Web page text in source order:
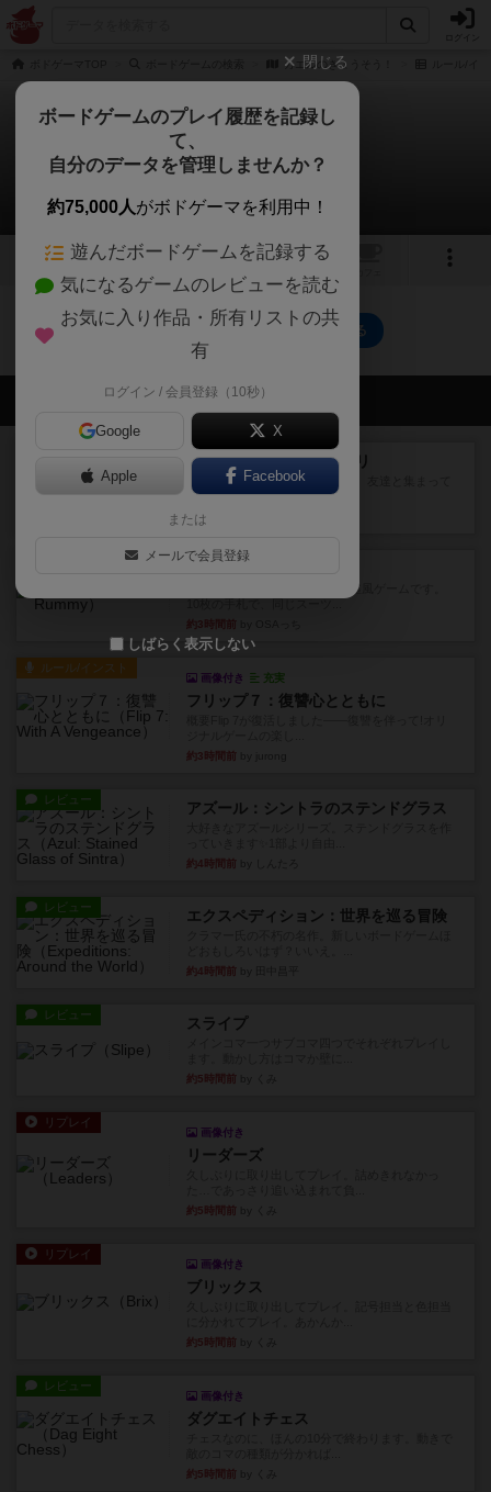
カエルのきょうそう！
カエルのきょうそう！
0件のルール/インスト
1
カエルのきょうそう！のトップに戻る
会員の新しい投稿
ナンジャモンジャ・ミドリ
私は吃音を持っているのですが、友達と集まって
このゲームをした際、3ゲー...
約1時間前
トランプで遊べる2人対戦の麻雀風ゲームです。
約3時間前
ルール/インスト
画像付き 充実
フリップ７：復讐心とともに
約3時間前
レビュー アズール：シントラのステンドグラス
約4時間前
レビュー エクスペディション：世界を巡る冒険
約4時間前
レビュー スライプ
約5時間前
リプレイ
画像付き
リーダーズ
約5時間前
リプレイ
画像付き
ブリックス
約5時間前
レビュー
画像付き
ダグエイトチェス
約5時間前
閉じる
ボードゲームのプレイ履歴を記録し
て、
自分のデータを管理しませんか？
約75,000人がボドゲーマを利用中！
遊んだボードゲームを記録する
気になるゲームのレビューを読む
お気に入り作品・所有リストの共
有
ログイン / 会員登録（10秒）
Google X
Apple Facebook
または
メールで会員登録
しばらく表示しない